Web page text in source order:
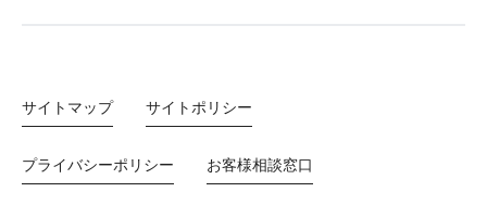
サイトマップ サイトポリシー
プライバシーポリシー お客様相談窓口